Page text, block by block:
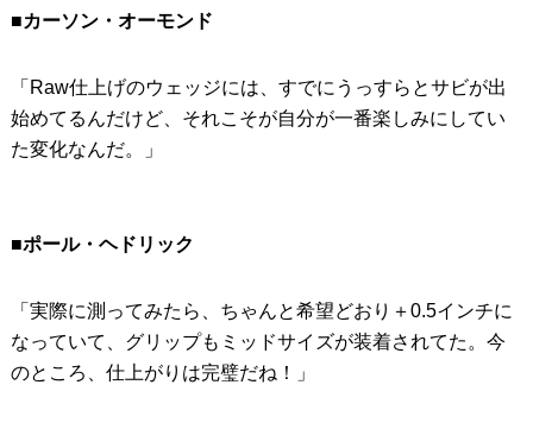
■カーソン・オーモンド
「Raw仕上げのウェッジには、すでにうっすらとサビが出
始めてるんだけど、それこそが自分が一番楽しみにしてい
た変化なんだ。」
■ポール・ヘドリック
「実際に測ってみたら、ちゃんと希望どおり＋0.5インチに
なっていて、グリップもミッドサイズが装着されてた。今
のところ、仕上がりは完璧だね！」